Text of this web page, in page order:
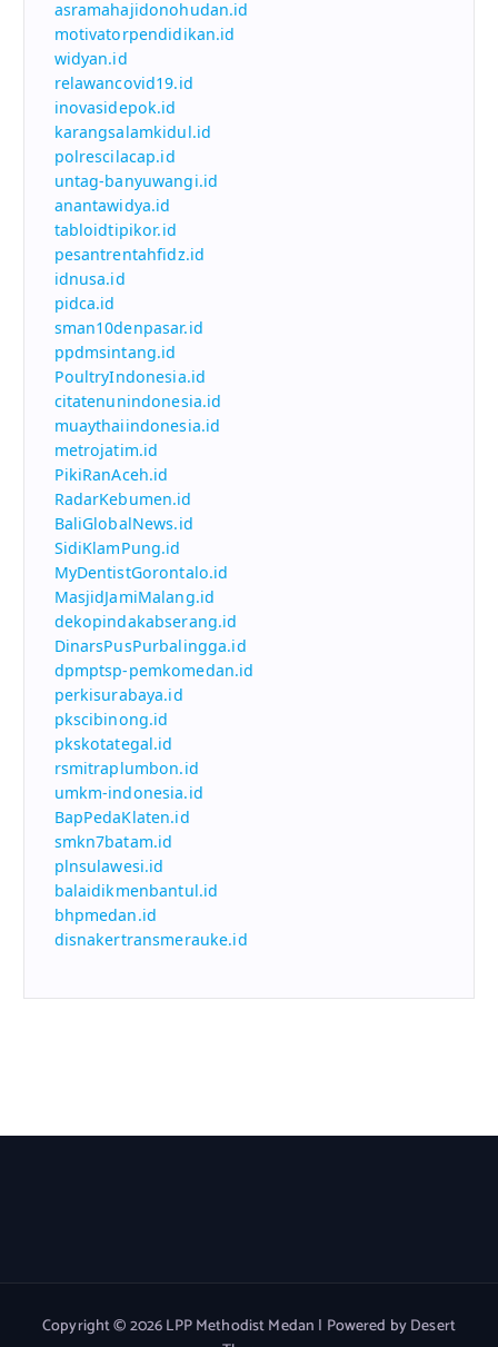
asramahajidonohudan.id
motivatorpendidikan.id
widyan.id
relawancovid19.id
inovasidepok.id
karangsalamkidul.id
polrescilacap.id
untag-banyuwangi.id
anantawidya.id
tabloidtipikor.id
pesantrentahfidz.id
idnusa.id
pidca.id
sman10denpasar.id
ppdmsintang.id
PoultryIndonesia.id
citatenunindonesia.id
muaythaiindonesia.id
metrojatim.id
PikiRanAceh.id
RadarKebumen.id
BaliGlobalNews.id
SidiKlamPung.id
MyDentistGorontalo.id
MasjidJamiMalang.id
dekopindakabserang.id
DinarsPusPurbalingga.id
dpmptsp-pemkomedan.id
perkisurabaya.id
pkscibinong.id
pkskotategal.id
rsmitraplumbon.id
umkm-indonesia.id
BapPedaKlaten.id
smkn7batam.id
plnsulawesi.id
balaidikmenbantul.id
bhpmedan.id
disnakertransmerauke.id
Copyright © 2026 LPP Methodist Medan | Powered byDesert